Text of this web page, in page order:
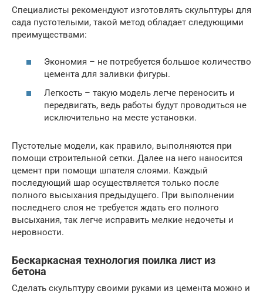
Специалисты рекомендуют изготовлять скульптуры для
сада пустотелыми, такой метод обладает следующими
преимуществами:
Экономия – не потребуется большое количество
цемента для заливки фигуры.
Легкость – такую модель легче переносить и
передвигать, ведь работы будут проводиться не
исключительно на месте установки.
Пустотелые модели, как правило, выполняются при
помощи строительной сетки. Далее на него наносится
цемент при помощи шпателя слоями. Каждый
последующий шар осуществляется только после
полного высыхания предыдущего. При выполнении
последнего слоя не требуется ждать его полного
высыхания, так легче исправить мелкие недочеты и
неровности.
Бескаркасная технология поилка лист из
бетона
Сделать скульптуру своими руками из цемента можно и